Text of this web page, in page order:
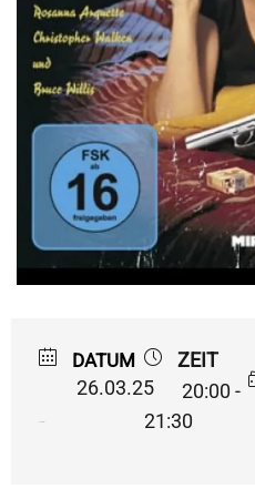
DATUM
26.03.25
ZEIT
20:00 -
21:30